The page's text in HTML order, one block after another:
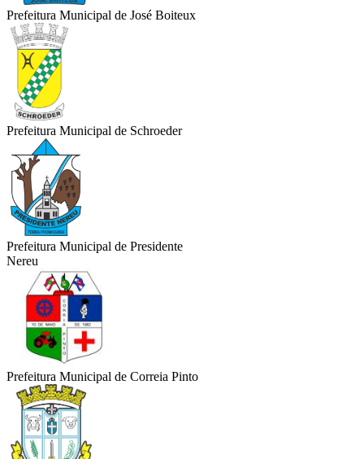
Prefeitura Municipal de José Boiteux
Prefeitura Municipal de Schroeder
Prefeitura Municipal de Presidente
Nereu
Prefeitura Municipal de Correia Pinto